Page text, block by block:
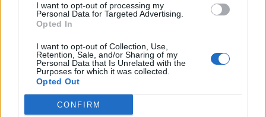
I want to opt-out of processing my
Personal Data for Targeted Advertising.
Opted In
I want to opt-out of Collection, Use,
Retention, Sale, and/or Sharing of my
Personal Data that Is Unrelated with the
Purposes for which it was collected.
Opted Out
CONFIRM
ΡΟΗ ΕΙΔΗΣΕΩΝ
Χρηματιστήριο: Πτώση κατά 0,18%, στα 315,71
εκατ. ευρώ ο τζίρος